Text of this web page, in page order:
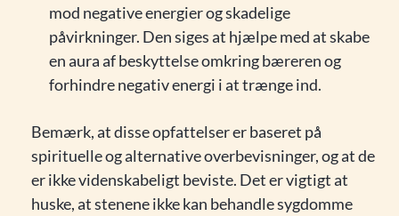
mod negative energier og skadelige
påvirkninger. Den siges at hjælpe med at skabe
en aura af beskyttelse omkring bæreren og
forhindre negativ energi i at trænge ind.
Bemærk, at disse opfattelser er baseret på
spirituelle og alternative overbevisninger, og at de
er ikke videnskabeligt beviste. Det er vigtigt at
huske, at stenene ikke kan behandle sygdomme